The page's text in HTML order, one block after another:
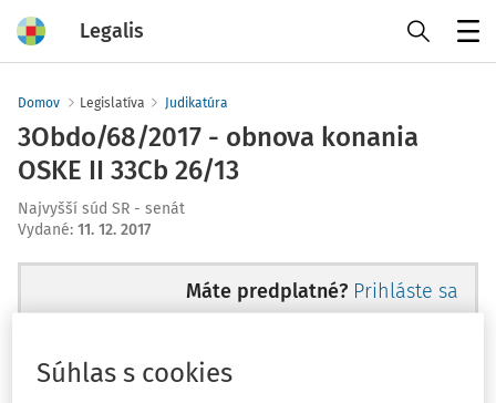
Legalis
Domov Legislatíva Judikatúra
3Obdo/68/2017 - obnova konania
OSKE II 33Cb 26/13
Najvyšší súd SR - senát
Vydané: 11. 12. 2017
Máte predplatné? Prihláste sa
Súhlas s cookies